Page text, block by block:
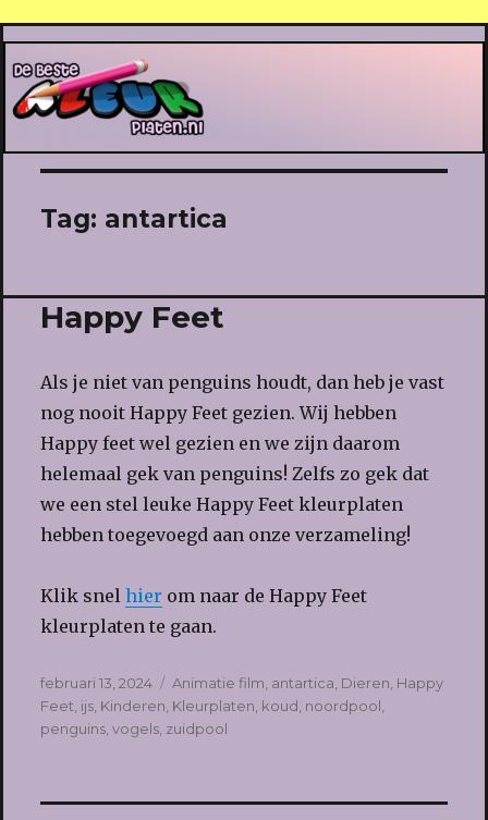
De Beste Kleurplaten
Tag: antartica
Happy Feet
Als je niet van penguins houdt, dan heb je vast
nog nooit Happy Feet gezien. Wij hebben
Happy feet wel gezien en we zijn daarom
helemaal gek van penguins! Zelfs zo gek dat
we een stel leuke Happy Feet kleurplaten
hebben toegevoegd aan onze verzameling!
Klik snel hier om naar de Happy Feet
kleurplaten te gaan.
Geplaatst
op
februari 13, 2024 Tags
Animatie film antartica Dieren Happy
Feet ijs, Kinderen Kleurplaten koud noordpool
penguins, vogels, zuidpool